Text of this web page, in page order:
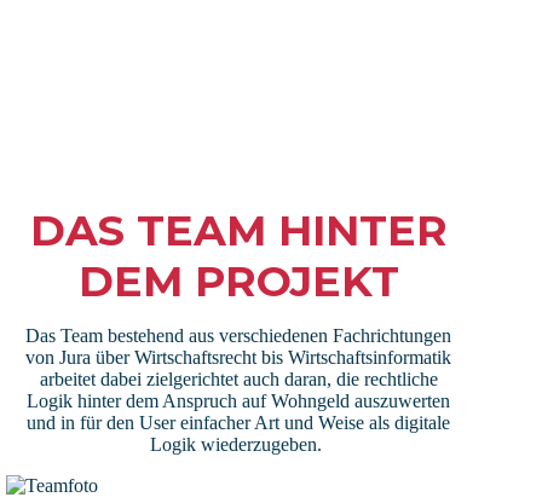
DAS TEAM HINTER
DEM PROJEKT
Das Team bestehend aus verschiedenen Fachrichtungen
von Jura über Wirtschaftsrecht bis Wirtschaftsinformatik
arbeitet dabei zielgerichtet auch daran, die rechtliche
Logik hinter dem Anspruch auf Wohngeld auszuwerten
und in für den User einfacher Art und Weise als digitale
Logik wiederzugeben.